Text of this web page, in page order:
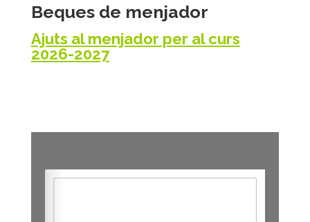
Beques de menjador
Ajuts al menjador per al curs
2026-2027